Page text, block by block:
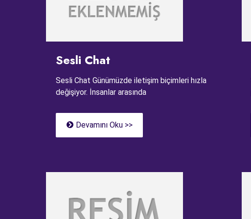
Sesli Chat
Sesli Chat Günümüzde iletişim biçimleri hızla
değişiyor. İnsanlar arasında
Devamını Oku >>